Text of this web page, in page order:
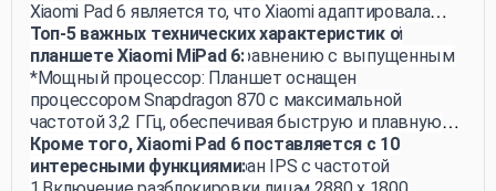
Xiaomi Pad 6 является то, что Xiaomi адаптировала
свой интерфейс MIUI для более эффективной
работы на планшетах по сравнению с выпущенным
в прошлом году Xiaomi Pad 5.
Топ-5 важных технических характеристик о
планшете Xiaomi MiPad 6:
*Мощный процессор: Планшет оснащен
процессором Snapdragon 870 с максимальной
частотой 3,2 ГГц, обеспечивая быструю и плавную
пользовательскую работу.
*Впечатляющий экран: Экран IPS с частотой
Кроме того, Xiaomi Pad 6 поставляется с 10
интересными функциями: